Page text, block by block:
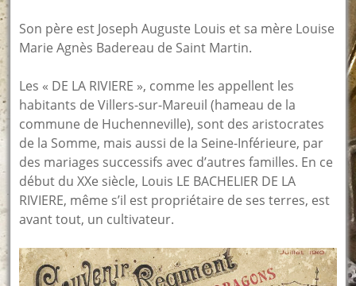
Son père est Joseph Auguste Louis et sa mère Louise
Marie Agnès Badereau de Saint Martin.
Les « DE LA RIVIERE », comme les appellent les
habitants de Villers-sur-Mareuil (hameau de la
commune de Huchenneville), sont des aristocrates
de la Somme, mais aussi de la Seine-Inférieure, par
des mariages successifs avec d’autres familles. En ce
début du XXe siècle, Louis LE BACHELIER DE LA
RIVIERE, même s’il est propriétaire de ses terres, est
avant tout, un cultivateur.